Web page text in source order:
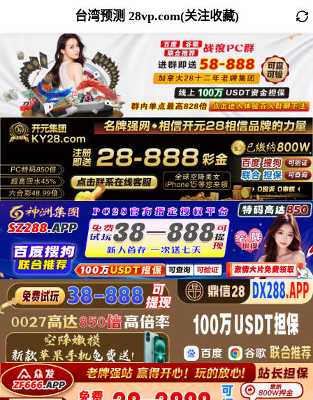
台湾预测 28vp.com(关注收藏)